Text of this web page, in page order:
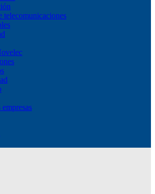
telecomunicaciones